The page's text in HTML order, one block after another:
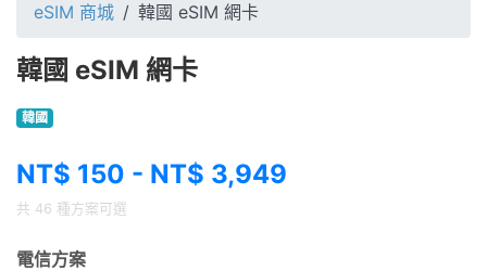
eSIM 商城 韓國 eSIM 網卡
韓國 eSIM 網卡
韓國
NT$ 150 - NT$ 3,949
共 46 種方案可選
電信方案